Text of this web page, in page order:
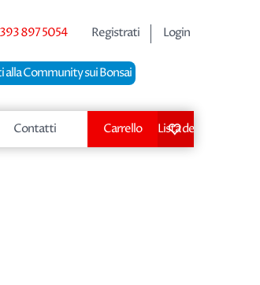
897 5054 Registrati Login
alla Community sui Bonsai
Contatti Carrello Lista dei desideri